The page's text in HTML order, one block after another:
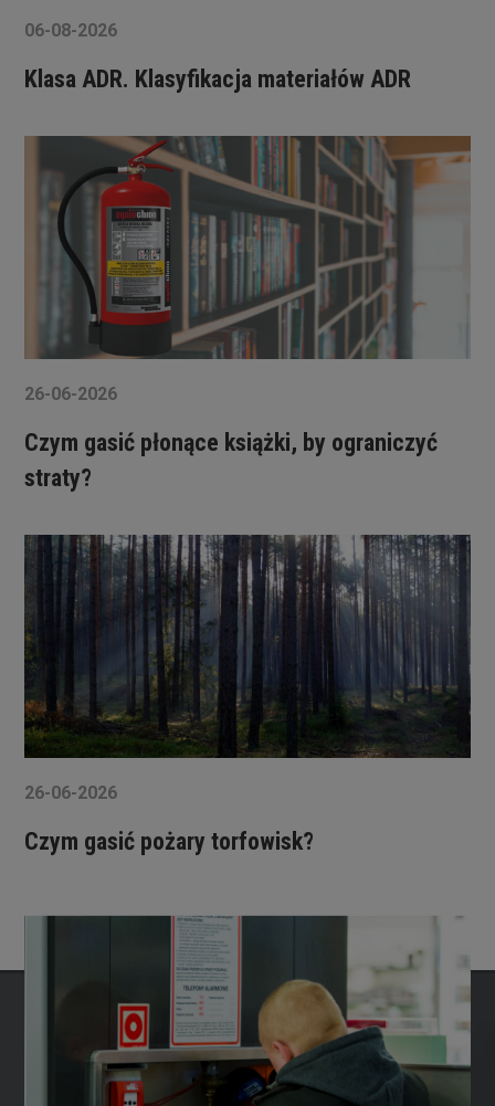
06-08-2026
Klasa ADR. Klasyfikacja materiałów ADR
26-06-2026
Czym gasić płonące książki, by ograniczyć
straty?
26-06-2026
Czym gasić pożary torfowisk?